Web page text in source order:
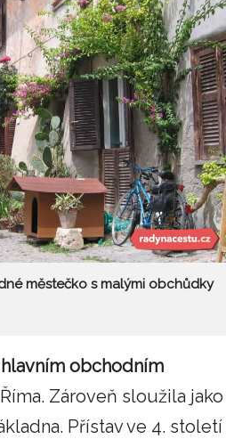
městečko s malými obchůdky
hlavním obchodním
Zároveň sloužila jako
Přístav ve 4. století